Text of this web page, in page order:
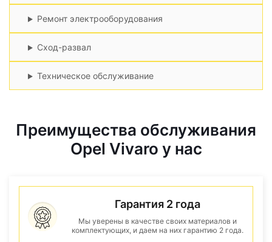
Ремонт электрооборудования
Сход-развал
Техническое обслуживание
Преимущества обслуживания
Opel Vivaro у нас
Гарантия 2 года
Мы уверены в качестве своих материалов и
комплектующих, и даем на них гарантию 2 года.